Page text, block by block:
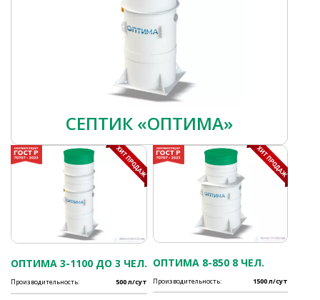
СЕПТИК «ОПТИМА»
ОПТИМА 3-1100 ДО 3 ЧЕЛ.
Производительность: 500 л/сут
ОПТИМА 8-850 8 ЧЕЛ.
Производительность: 1500 л/сут